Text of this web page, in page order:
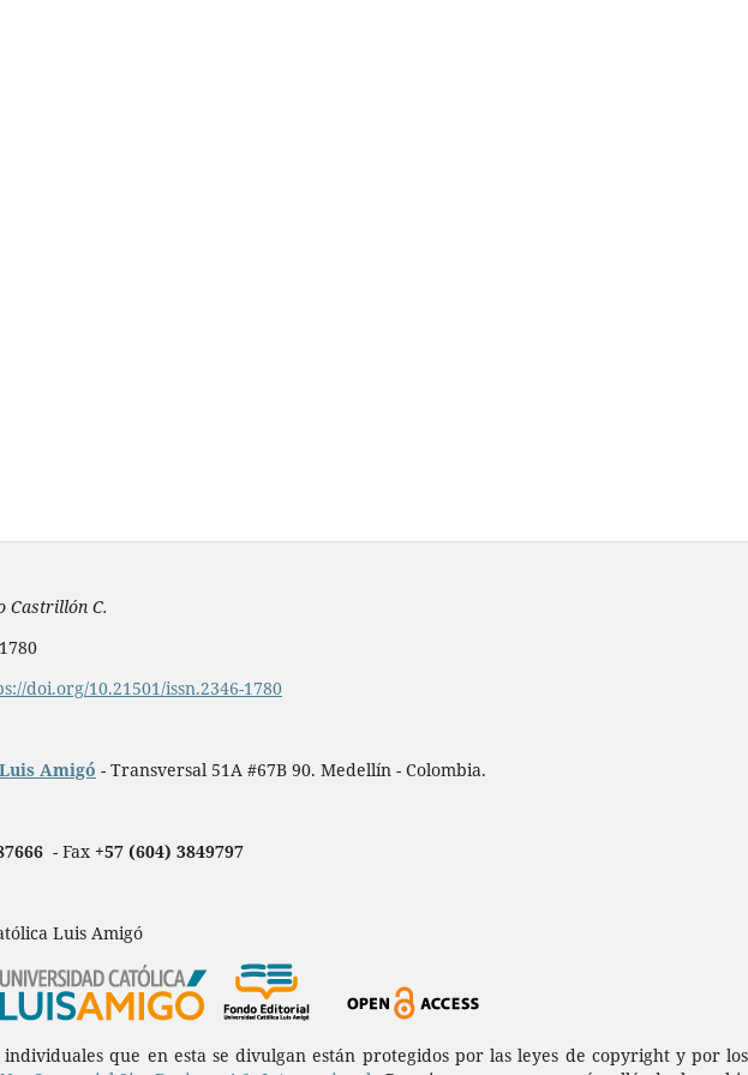
Castrillón C.
doi.org/10.21501/issn.2346-1780
Amigó - Transversal 51A #67B 90. Medellín - Colombia.
- Fax +57 (604) 3849797
Luis Amigó
que en esta se divulgan están protegidos por las leyes de copyright y por